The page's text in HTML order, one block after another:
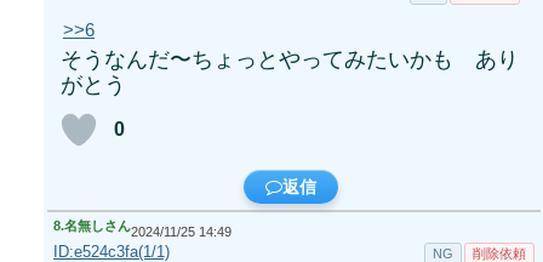
>>6
そうなんだ〜ちょっとやってみたいかも あり
がとう
0
返信
8.名無しさん2024/11/25 14:49
ID:e524c3fa(1/1) NG 削除依頼